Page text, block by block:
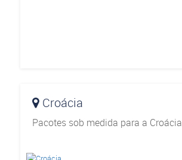
Croácia
Pacotes sob medida para a Croácia